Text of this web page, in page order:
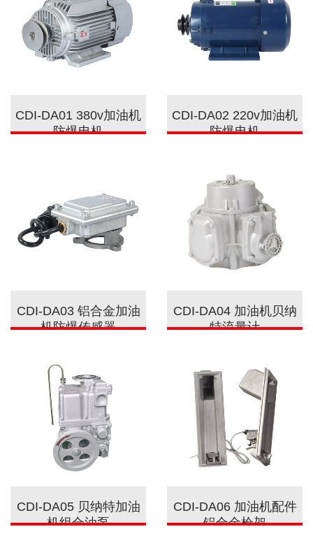
CDI-DA01 380v加油机
防爆电机
CDI-DA02 220v加油机
防爆电机
CDI-DA03 铝合金加油
机防爆传感器
CDI-DA04 加油机贝纳
特流量计
CDI-DA05 贝纳特加油
机组合油泵
CDI-DA06 加油机配件
铝合金枪架